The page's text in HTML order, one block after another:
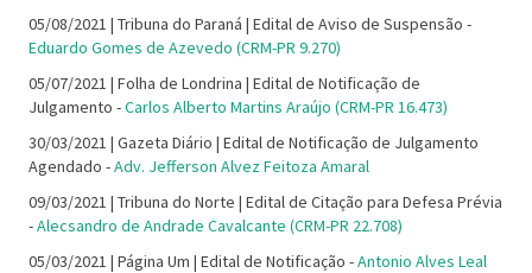
05/08/2021 | Tribuna do Paraná | Edital de Aviso de Suspensão -
Eduardo Gomes de Azevedo (CRM-PR 9.270)
05/07/2021 | Folha de Londrina | Edital de Notificação de
Julgamento -Carlos Alberto Martins Araújo (CRM-PR 16.473)
30/03/2021 | Gazeta Diário | Edital de Notificação de Julgamento
Agendado -Adv. Jefferson Alvez Feitoza Amaral
09/03/2021 | Tribuna do Norte | Edital de Citação para Defesa Prévia
-Alecsandro de Andrade Cavalcante (CRM-PR 22.708)
05/03/2021 | Página Um | Edital de Notificação -Antonio Alves Leal